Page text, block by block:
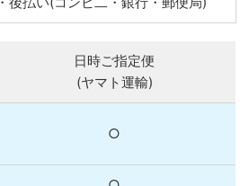
日時ご指定便
(ヤマト運輸)
○